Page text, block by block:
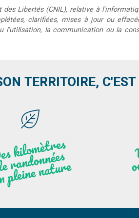
Libertés (CNIL), relative à
clarifiées, mises à jour ou
l'utilisation, la communication ou la
TERRITOIRE,